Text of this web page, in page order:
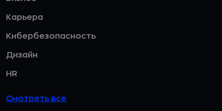
Карьера
Кибербезопасность
Дизайн
HR
Смотреть все